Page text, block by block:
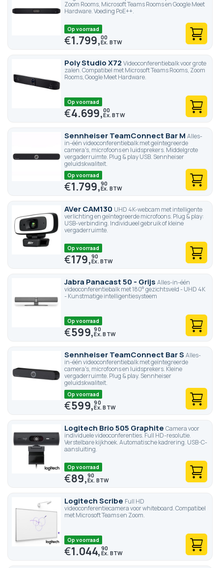
Zoom Rooms, Microsoft Teams Rooms en Google Meet
Hardware. Voeding PoE++.
Op voorraad
€1.799,00
Poly Studio X72 Videoconferentiebalk voor grote
zalen. Compatibel met Microsoft Teams Rooms, Zoom
Rooms, Google Meet Hardware.
Op voorraad
€4.699,00
Sennheiser TeamConnect Bar M Alles-
in-één videoconferentiebalk met geïntegreerde
camera's, microfoons en luidsprekers. Middelgrote
vergaderruimte. Plug & play USB. Sennheiser
geluidskwaliteit.
Op voorraad
€1.799,90
AVer CAM130 UHD 4K-webcam met intelligente
verlichting en geïntegreerde microfoons. Plug & play:
USB-verbinding. Individueel gebruik of kleine
vergaderruimte.
Op voorraad
€179,90
Jabra Panacast 50 - Grijs Alles-in-één
videoconferentiebalk met 180° gezichtsveld - UHD 4K
- Kunstmatige intelligentiesysteem
Op voorraad
€599,90
Sennheiser TeamConnect Bar S Alles-
in-één videoconferentiebalk met geïntegreerde
camera's, microfoons en luidsprekers. Kleine
vergaderruimte. Plug & play. Sennheiser
geluidskwaliteit.
Op voorraad
€599,90
Logitech Brio 505 Graphite Camera voor
individuele videoconferenties. Full HD-resolutie.
Verstelbare kijkhoek. Automatische kadrering. USB-C-
aansluiting.
Op voorraad
€89,90
Logitech Scribe Full HD
videoconferentiecamera voor whiteboard. Compatibel
met Microsoft Teams en Zoom.
Op voorraad
€1.044,90